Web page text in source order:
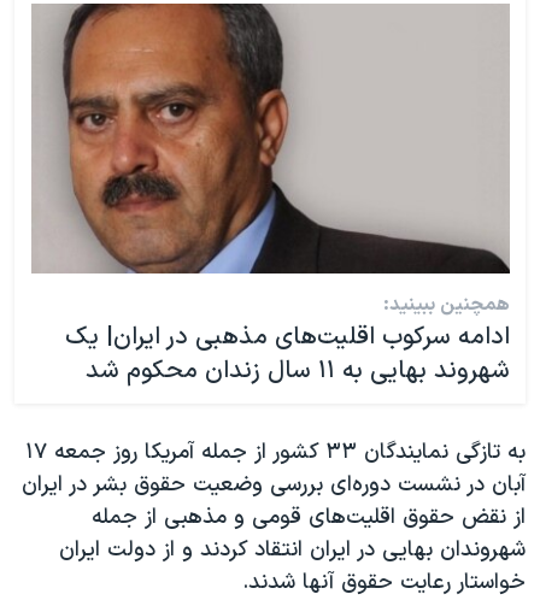
همچنین ببینید:
ادامه سرکوب اقلیت‌های مذهبی در ایران| یک
شهروند بهایی به ۱۱ سال زندان محکوم شد
به تازگی نمایندگان ۳۳ کشور از جمله آمریکا روز جمعه ۱۷
آبان در نشست دوره‌ای بررسی وضعیت حقوق بشر در ایران
از نقض حقوق اقلیت‌های قومی و مذهبی از جمله
شهروندان بهایی در ایران انتقاد کردند و از دولت ایران
خواستار رعایت حقوق آنها شدند.